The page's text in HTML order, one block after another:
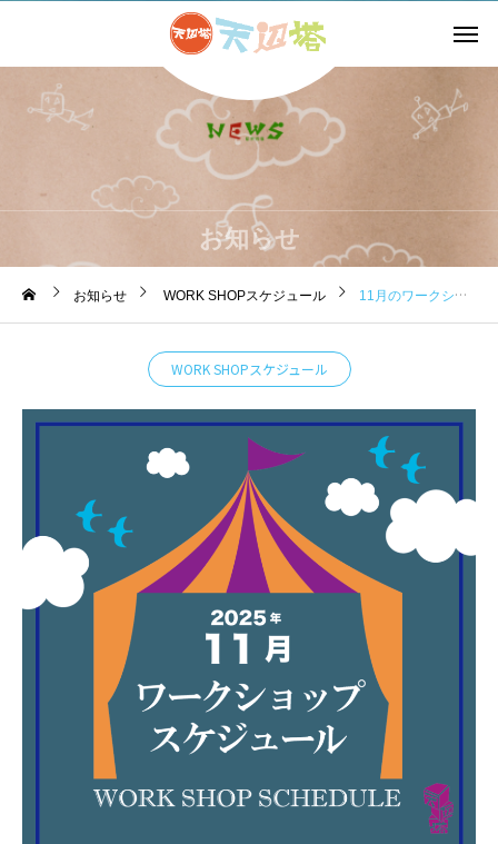
お知らせ
お知らせ WORK SHOPスケジュール 11月のワークショップのお知らせです。
WORK SHOPスケジュール